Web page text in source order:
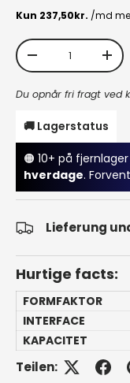
Anzahl
Menge verringern
Du opnår fri fragt ved
🚚 Lagerstatus
🟠 10+ på
hverdage.
Lieferung
Hurtige facts:
FORMFAKTOR
INTERFACE
KAPACITET
Teilen: